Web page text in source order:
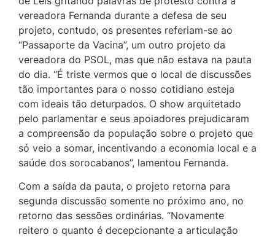
vereadora Fernanda durante a defesa de seu
projeto, contudo, os presentes referiam-se ao
“Passaporte da Vacina”, um outro projeto da
vereadora do PSOL, mas que não estava na pauta
do dia. “É triste vermos que o local de discussões
tão importantes para o nosso cotidiano esteja
com ideais tão deturpados. O show arquitetado
pelo parlamentar e seus apoiadores prejudicaram
a compreensão da população sobre o projeto que
só veio a somar, incentivando a economia local e a
saúde dos sorocabanos”, lamentou Fernanda.
Com a saída da pauta, o projeto retorna para
segunda discussão somente no próximo ano, no
retorno das sessões ordinárias. “Novamente
reitero o quanto é decepcionante a articulação